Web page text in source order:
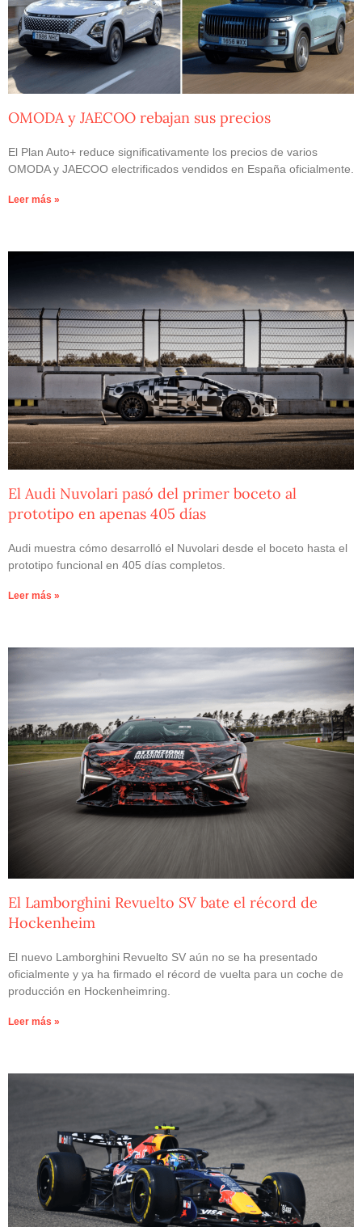
OMODA y JAECOO rebajan sus precios
El Plan Auto+ reduce significativamente los precios de varios
OMODA y JAECOO electrificados vendidos en España oficialmente.
Leer más »
El Audi Nuvolari pasó del primer boceto al
prototipo en apenas 405 días
Audi muestra cómo desarrolló el Nuvolari desde el boceto hasta el
prototipo funcional en 405 días completos.
Leer más »
El Lamborghini Revuelto SV bate el récord de
Hockenheim
El nuevo Lamborghini Revuelto SV aún no se ha presentado
oficialmente y ya ha firmado el récord de vuelta para un coche de
producción en Hockenheimring.
Leer más »